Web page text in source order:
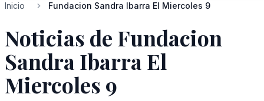
Inicio Fundacion Sandra Ibarra El Miercoles 9
Noticias de Fundacion
Sandra Ibarra El
Miercoles 9